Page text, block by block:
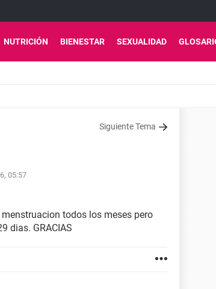
NUTRICIÓN BIENESTAR SEXUALIDAD
Siguiente Tema
05:57
todos los meses pero
dias. GRACIAS